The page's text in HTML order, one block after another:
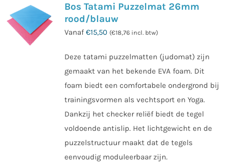
Bos Tatami Puzzelmat 26mm
rood/blauw
Vanaf €15,50 (€18,76incl. btw)
Deze tatami puzzelmatten (judomat) zijn
gemaakt van het bekende EVA foam. Dit
foam biedt een comfortabele ondergrond bij
trainingsvormen als vechtsport en Yoga.
Dankzij het checker reliëf biedt de tegel
voldoende antislip. Het lichtgewicht en de
puzzelstructuur maakt dat de tegels
eenvoudig moduleerbaar zijn.